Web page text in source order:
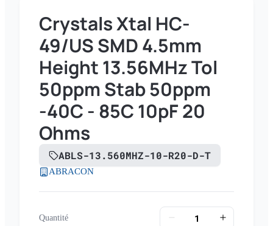
Crystals Xtal HC-
49/US SMD 4.5mm
Height 13.56MHz Tol
50ppm Stab 50ppm
-40C - 85C 10pF 20
Ohms
ABLS-13.560MHZ-10-R20-D-T
ABRACON
Quantité